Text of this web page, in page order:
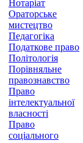
Нотаріат
Ораторське
мистецтво
Педагогіка
Податкове право
Політологія
Порівняльне
правознавство
Право
інтелектуальної
власності
Право
соціального